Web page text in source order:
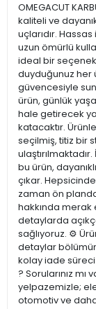
OMEGACUT
kaliteli ve
uçlarıdır.
uzun ömürlü
ideal bir
duyduğunuz her
güvencesiyle
ürün, günlük
hale getirecek
katacaktır.
seçilmiş, titiz bir
bu ürün,
çıkar.
zaman ön
hakkında merak
detaylarda
sağlıyoruz. ⚙️
detaylar
kolay iade süreci
? Sorularınız
yelpazemizle;
otomotiv ve